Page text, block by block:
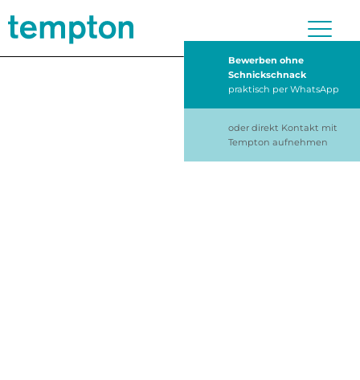
Bewerben ohne
Schnickschnack
praktisch per WhatsApp
oder direkt Kontakt mit
Tempton aufnehmen